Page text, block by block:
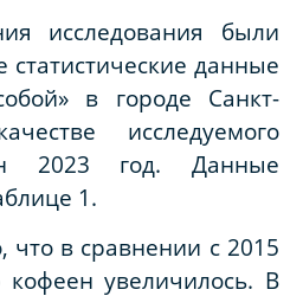
исследования были
данные
в городе Санкт-
исследуемого
2023 год. Данные
1.
что в сравнении с 2015
кофеен увеличилось. В